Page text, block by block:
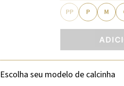
PP P M
Escolha seu modelo de calcinha